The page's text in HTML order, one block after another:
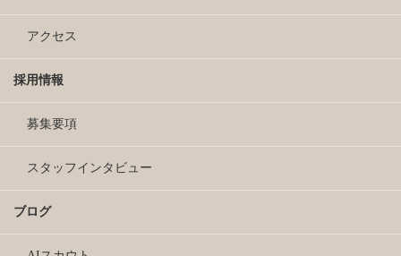
アクセス
採用情報
募集要項
スタッフインタビュー
ブログ